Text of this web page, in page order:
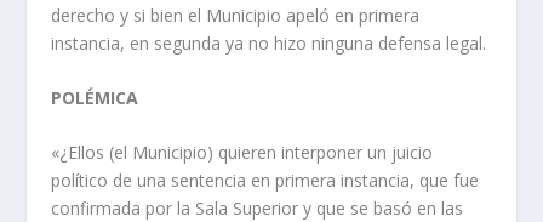
derecho y si bien el Municipio apeló en primera
instancia, en segunda ya no hizo ninguna defensa legal.
POLÉMICA
«¿Ellos (el Municipio) quieren interponer un juicio
político de una sentencia en primera instancia, que fue
confirmada por la Sala Superior y que se basó en las